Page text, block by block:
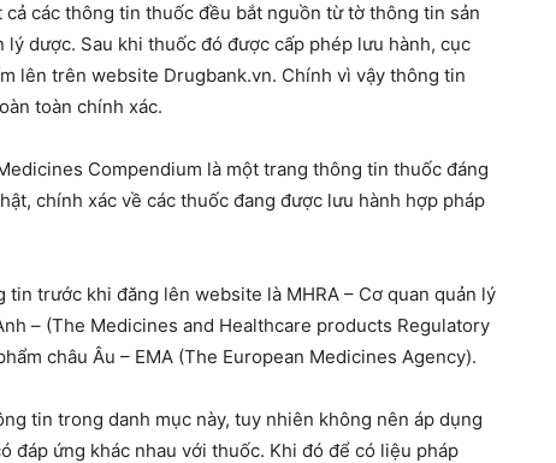
các thông tin thuốc đều bắt nguồn từ tờ thông tin sản
dược. Sau khi thuốc đó được cấp phép lưu hành, cục
lên trên website Drugbank.vn. Chính vì vậy thông tin
toàn chính xác.
Compendium là một trang thông tin thuốc đáng
chính xác về các thuốc đang được lưu hành hợp pháp
trước khi đăng lên website là MHRA – Cơ quan quản lý
– (The Medicines and Healthcare products Regulatory
châu Âu – EMA (The European Medicines Agency).
tin trong danh mục này, tuy nhiên không nên áp dụng
đáp ứng khác nhau với thuốc. Khi đó để có liệu pháp